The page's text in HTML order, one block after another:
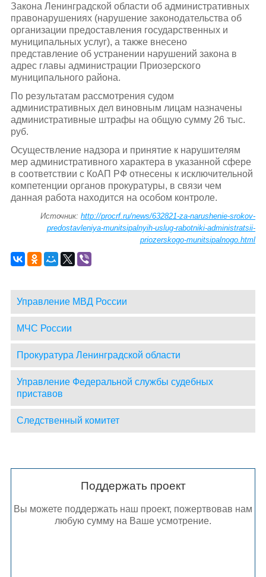
Закона Ленинградской области об административных
правонарушениях (нарушение законодательства об
организации предоставления государственных и
муниципальных услуг), а также внесено
представление об устранении нарушений закона в
адрес главы администрации Приозерского
муниципального района.
По результатам рассмотрения судом
административных дел виновным лицам назначены
административные штрафы на общую сумму 26 тыс.
руб.
Осуществление надзора и принятие к нарушителям
мер административного характера в указанной сфере
в соответствии с КоАП РФ отнесены к исключительной
компетенции органов прокуратуры, в связи чем
данная работа находится на особом контроле.
Источник:http://procrf.ru/news/632821-za-narushenie-srokov-
predostavleniya-munitsipalnyih-uslug-rabotniki-administratsii-
priozerskogo-munitsipalnogo.html
Управление МВД России
МЧС России
Прокуратура Ленинградской области
Управление Федеральной службы судебных
приставов
Следственный комитет
Поддержать проект
Вы можете поддержать наш проект, пожертвовав нам
любую сумму на Ваше усмотрение.